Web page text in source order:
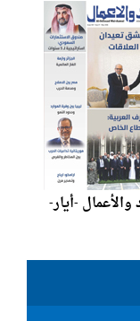
والأعمال -أيار-